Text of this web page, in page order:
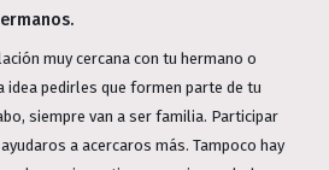
muy cercana con tu hermano o
idea pedirles que formen parte de tu
siempre van a ser familia. Participar
a acercaros más. Tampoco hay